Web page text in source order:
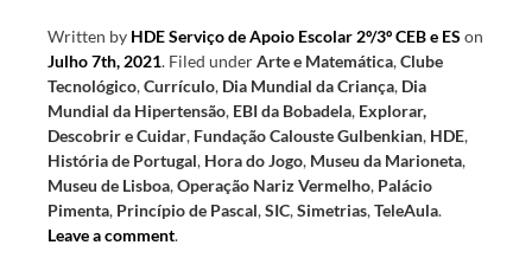
Written by HDE Serviço de Apoio Escolar 2º/3º CEB e ES on
Julho 7th, 2021. Filed underArte e Matemática,Clube
Tecnológico,Currículo, Dia Mundial da Criança, Dia
Mundial da Hipertensão, EBI da Bobadela, Explorar,
Descobrir e Cuidar, Fundação Calouste Gulbenkian, HDE,
História de Portugal, Hora do Jogo, Museu da Marioneta,
Museu de Lisboa,Operação Nariz Vermelho, Palácio
Pimenta, Princípio de Pascal,SIC,Simetrias,TeleAula.
Leave a comment.